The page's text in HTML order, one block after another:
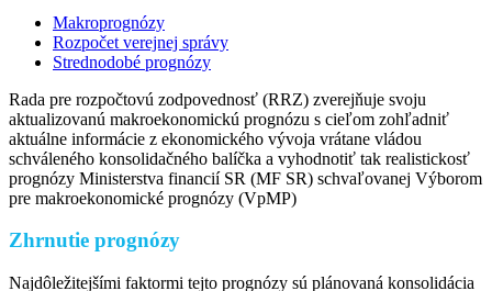
Makroprognózy
Rozpočet verejnej správy
Strednodobé prognózy
Rada pre rozpočtovú zodpovednosť (RRZ) zverejňuje svoju
aktualizovanú makroekonomickú prognózu s cieľom zohľadniť
aktuálne informácie z ekonomického vývoja vrátane vládou
schváleného konsolidačného balíčka a vyhodnotiť tak realistickosť
prognózy Ministerstva financií SR (MF SR) schvaľovanej Výborom
pre makroekonomické prognózy (VpMP)
Zhrnutie prognózy
Najdôležitejšími faktormi tejto prognózy sú plánovaná konsolidácia